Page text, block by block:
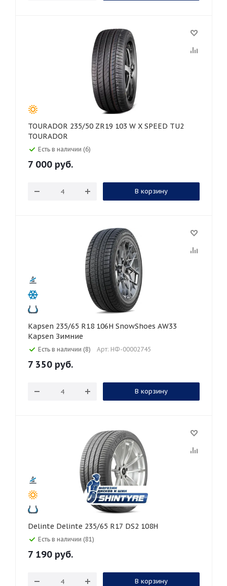
TOURADOR 235/50 ZR19 103 W X SPEED TU2
TOURADOR
Есть в наличии (6)
7 000 руб.
В корзину
Kapsen 235/65 R18 106H SnowShoes AW33
Kapsen Зимние
Есть в наличии (8) Арт: НФ-00002745
7 350 руб.
В корзину
Delinte Delinte 235/65 R17 DS2 108H
Есть в наличии (81)
7 190 руб.
В корзину